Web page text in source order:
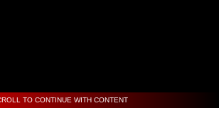
TO CONTINUE WITH CONTENT